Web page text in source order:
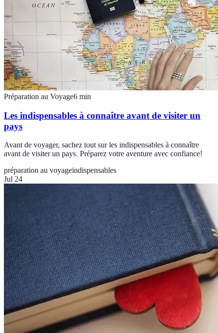
Préparation au Voyage6 min
Les indispensables à connaître avant de visiter un
pays
Avant de voyager, sachez tout sur les indispensables à connaître
avant de visiter un pays. Préparez votre aventure avec confiance!
préparation au voyageindispensables
Jul 24